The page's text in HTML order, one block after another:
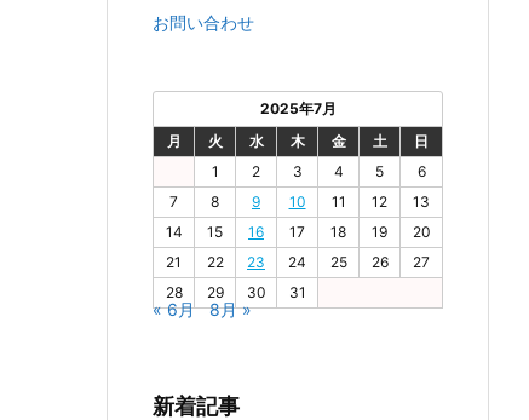
お問い合わせ
2025年7月
月
火 水 木 金 土
日
1
2 3 4 5
6
7
8 9 10 11 12
13
14
15 16 17 18 19
20
21
22 23 24 25 26
27
28
29 30 31
« 6月 8月 »
新着記事